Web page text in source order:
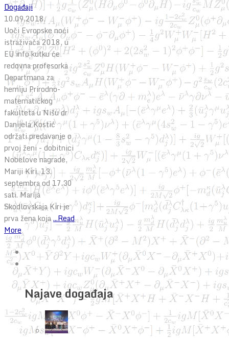
Događaji
10.09.2018.
Uoči Evropske noći
istraživača 2018, u
EU info kutku će
redovna profesorka
Departmana za
hemiju Prirodno-
matematičkog
fakulteta u Nišu dr
Danijela Kostić
održati predavanje o
prvoj ženi - dobitnici
Nobelove nagrade,
Mariji Kiri, 13.
septembra od 17.30
sati. Marija
Skodlovskaja Kiri je
prva žena koja...Read
More
Najave događaja